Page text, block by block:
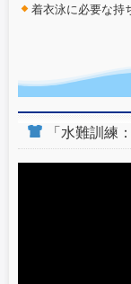
着衣泳に必要な持
「水難訓練